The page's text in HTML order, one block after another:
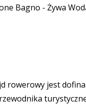
Bagno - Żywa
jest